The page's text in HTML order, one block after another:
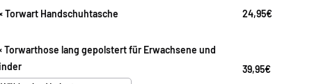
Torwart Handschuhtasche 24,95€
Torwarthose lang gepolstert für Erwachsene und
39,95€